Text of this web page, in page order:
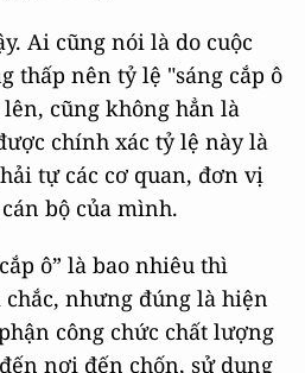
Ai cũng nói là do cuộc
thấp nên tỷ lệ "sáng cắp ô
cũng không hẳn là
chính xác tỷ lệ này là
tự các cơ quan, đơn vị
bộ của mình.
ô” là bao nhiêu thì
nhưng đúng là hiện
công chức chất lượng
nơi đến chốn, sử dụng